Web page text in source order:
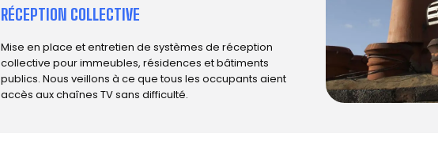
RÉCEPTION COLLECTIVE
Mise en place et entretien de systèmes de réception
collective pour immeubles, résidences et bâtiments
publics. Nous veillons à ce que tous les occupants aient
accès aux chaînes TV sans difficulté.